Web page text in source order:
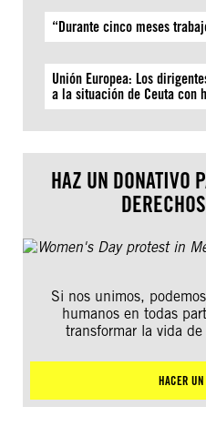
“Durante cinco meses
Unión Europea: Los
a la situación de Ceuta con
HAZ UN DONATIVO
Si nos unimos,
humanos en todas
transformar la vida
HACER